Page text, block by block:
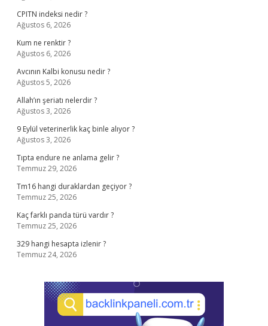
CPITN indeksi nedir ?
Ağustos 6, 2026
Kum ne renktir ?
Ağustos 6, 2026
Avcının Kalbi konusu nedir ?
Ağustos 5, 2026
Allah’ın şeriatı nelerdir ?
Ağustos 3, 2026
9 Eylül veterinerlik kaç binle alıyor ?
Ağustos 3, 2026
Tıpta endure ne anlama gelir ?
Temmuz 29, 2026
Tm16 hangi duraklardan geçiyor ?
Temmuz 25, 2026
Kaç farklı panda türü vardır ?
Temmuz 25, 2026
329 hangi hesapta izlenir ?
Temmuz 24, 2026